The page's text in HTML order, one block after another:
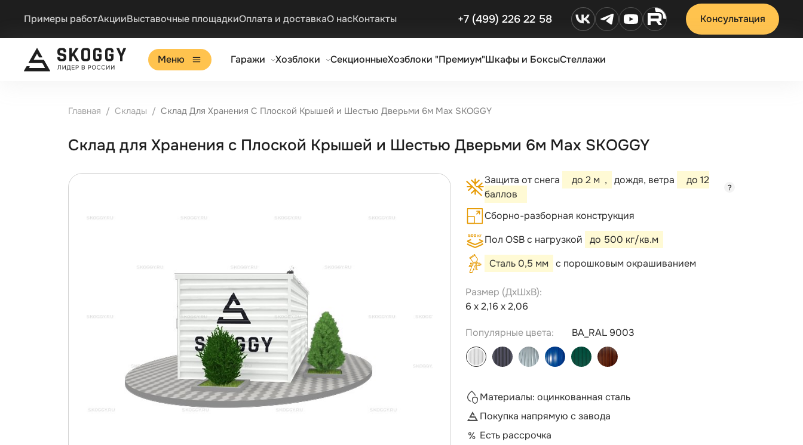
Примеры работАкцииВыставочные площадкиОплата и доставкаО насКонтакты +7 (499) 226 22 58 Консультация
Меню Гаражи Хозблоки СекционныеХозблоки "Премиум"Шкафы и БоксыСтеллажи
Главная Склады Склад Для Хранения С Плоской Крышей и Шестью Дверьми 6м Max SKOGGY
Склад для Хранения с Плоской Крышей и Шестью Дверьми 6м Max SKOGGY
Защита от снега до 2 м , дождя, ветра
до 12
баллов
?
Сборно-разборная конструкция
Пол OSB с нагрузкой
до 500 кг/кв.м
Сталь 0,5 мм
с порошковым окрашиванием
Размер (ДxШxВ):
6 х 2,16 х 2,06
Популярные цвета: BA_RAL 9003
Материалы: оцинкованная сталь
Покупка напрямую с завода
Есть рассрочка